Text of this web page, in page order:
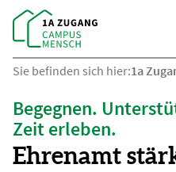
Sie befinden sich hier:1a
Begegnen.
Zeit erleben.
Ehrenamt